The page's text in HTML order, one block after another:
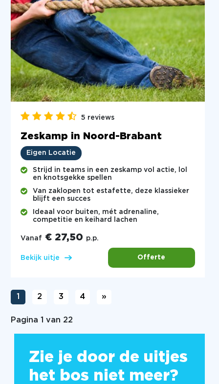
5 reviews
Zeskamp in Noord-Brabant
Eigen Locatie
Strijd in teams in een zeskamp vol actie, lol
en knotsgekke spellen
Van zaklopen tot estafette, deze klassieker
blijft een succes
Ideaal voor buiten, mét adrenaline,
competitie en keihard lachen
Vanaf € 27,50 p.p.
Bekijk uitje Offerte
1 2 3 4 »
Pagina 1 van 22
Zie je door de uitjes
het bos niet meer?